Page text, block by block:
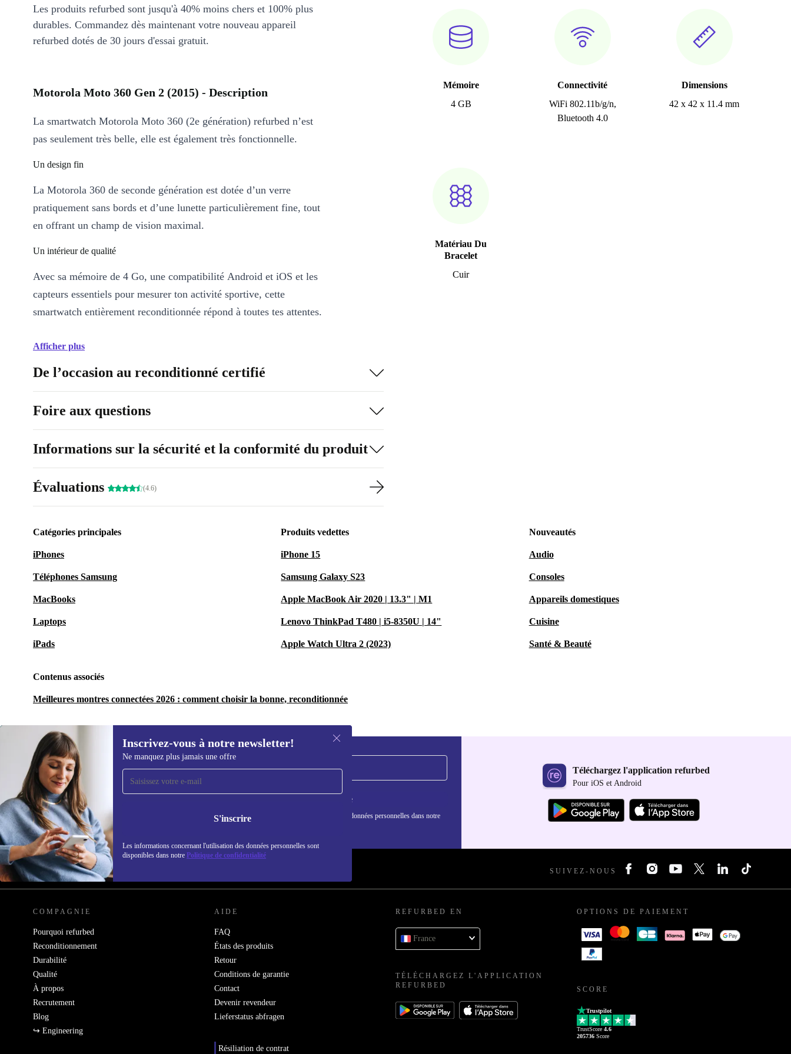
Mémoire
4 GB
Connectivité
WiFi 802.11b/g/n,
Bluetooth 4.0
Dimensions
42 x 42 x 11.4 mm
Matériau Du
Bracelet
Cuir
Les produits refurbed sont jusqu'à 40% moins chers et 100% plus
durables. Commandez dès maintenant votre nouveau appareil
refurbed dotés de 30 jours d'essai gratuit.
Motorola Moto 360 Gen 2 (2015) - Description
La smartwatch Motorola Moto 360 (2e génération) refurbed n’est
pas seulement très belle, elle est également très fonctionnelle.
Un design fin
La Motorola 360 de seconde génération est dotée d’un verre
pratiquement sans bords et d’une lunette particulièrement fine, tout
en offrant un champ de vision maximal.
Un intérieur de qualité
Avec sa mémoire de 4 Go, une compatibilité Android et iOS et les
capteurs essentiels pour mesurer ton activité sportive, cette
smartwatch entièrement reconditionnée répond à toutes tes attentes.
Afficher plus
De l’occasion au reconditionné certifié
Foire aux questions
Informations sur la sécurité et la conformité du produit
Évaluations (4.6)
Catégories principales
iPhones
Téléphones Samsung
MacBooks
Laptops
iPads
Produits vedettes
iPhone 15
Samsung Galaxy S23
Apple MacBook Air 2020 | 13.3" | M1
Lenovo ThinkPad T480 | i5-8350U | 14"
Apple Watch Ultra 2 (2023)
Nouveautés
Audio
Consoles
Appareils domestiques
Cuisine
Santé & Beauté
Contenus associés
Meilleures montres connectées 2026 : comment choisir la bonne, reconditionnée
Inscrivez-vous à notre newsletter!
Ne manquez plus jamais une offre
S'inscrire
Les informations concernant l'utilisation des données personnelles sont
disponibles dans notre Politique de confidentialité
Recevoir offres et infos de
refurbed par mail
Ne manquez plus aucune offre.
S'inscrire
Retrouvez les informations sur l'utilisation des données personnelles dans notre
Téléchargez l'application refurbed
Pour iOS et Android
REFURBED FRANCE - RETHINK NEW. SUIVEZ-NOUS
COMPAGNIE
Pourquoi refurbed
Reconditionnement
Durabilité
Qualité
À propos
Recrutement
Blog
↪ Engineering
AIDE
FAQ
États des produits
Retour
Conditions de garantie
Contact
Devenir revendeur
Lieferstatus abfragen
Résiliation de contrat
REFURBED EN
France
TÉLÉCHARGEZ L'APPLICATION
REFURBED
OPTIONS DE PAIEMENT
SCORE
Trustpilot
TrustScore 4.6
205736 Score